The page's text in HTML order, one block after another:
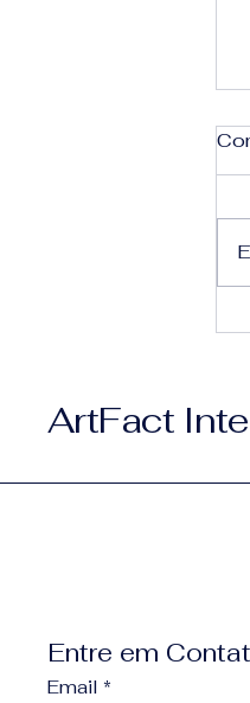
ArtFact
Entre em
Email *